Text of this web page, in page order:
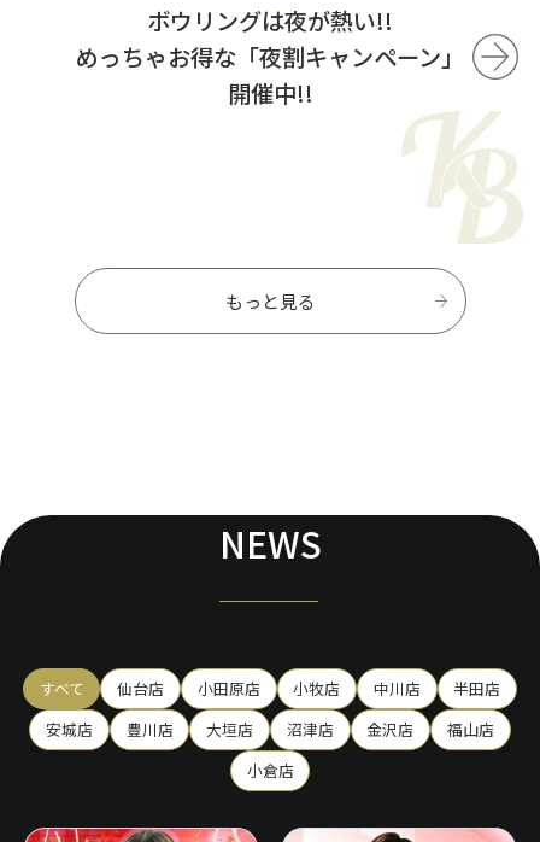
ボウリングは夜が熱い!!
めっちゃお得な「夜割キャンペーン」
開催中!!
もっと見る
NEWS
すべて 仙台店 小田原店 小牧店 中川店
半田店
安城店
豊川店 大垣店 沼津店 金沢店
福山店
小倉店